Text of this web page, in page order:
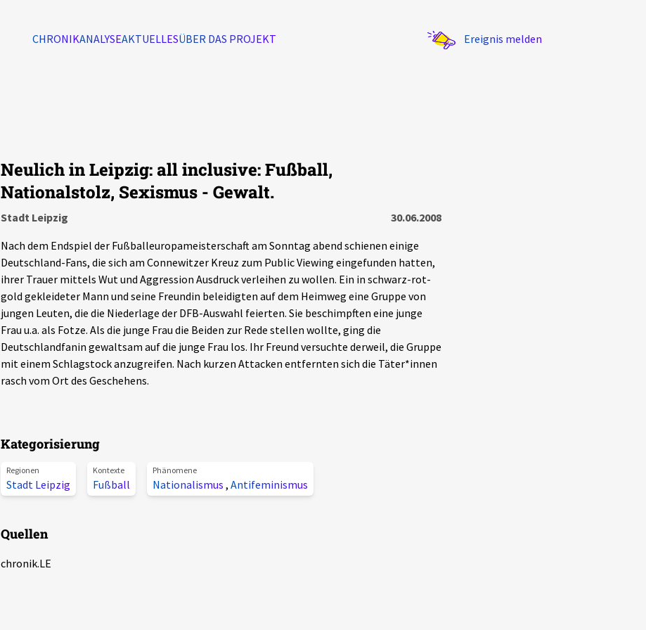
CHRONIKANALYSEAKTUELLESÜBER DAS PROJEKT Ereignis melden
Neulich in Leipzig: all inclusive: Fußball,
Nationalstolz, Sexismus - Gewalt.
Stadt Leipzig
30.06.2008
Nach dem Endspiel der Fußballeuropameisterschaft am Sonntag abend schienen einige
Deutschland-Fans, die sich am Connewitzer Kreuz zum Public Viewing eingefunden hatten,
ihrer Trauer mittels Wut und Aggression Ausdruck verleihen zu wollen. Ein in schwarz-rot-
gold gekleideter Mann und seine Freundin beleidigten auf dem Heimweg eine Gruppe von
jungen Leuten, die die Niederlage der DFB-Auswahl feierten. Sie beschimpften eine junge
Frau u.a. als Fotze. Als die junge Frau die Beiden zur Rede stellen wollte, ging die
Deutschlandfanin gewaltsam auf die junge Frau los. Ihr Freund versuchte derweil, die Gruppe
mit einem Schlagstock anzugreifen. Nach kurzen Attacken entfernten sich die Täter*innen
rasch vom Ort des Geschehens.
Kategorisierung
Regionen
Stadt Leipzig
Kontexte
Fußball
Phänomene
Nationalismus , Antifeminismus
Quellen
chronik.LE
Ereignisse